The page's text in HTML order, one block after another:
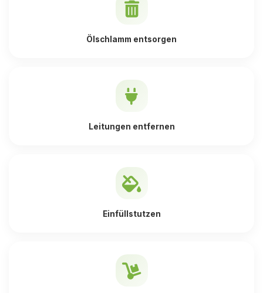
Ölschlamm entsorgen
Leitungen entfernen
Einfüllstutzen